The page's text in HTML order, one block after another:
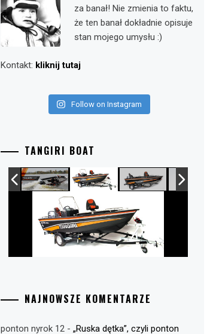
za banał! Nie zmienia to faktu,
że ten banał dokładnie opisuje
stan mojego umysłu :)
Kontakt: kliknij tutaj
Follow on Instagram
TANGIRI BOAT
NAJNOWSZE KOMENTARZE
ponton nyrok 12 -„Ruska dętka”, czyli ponton